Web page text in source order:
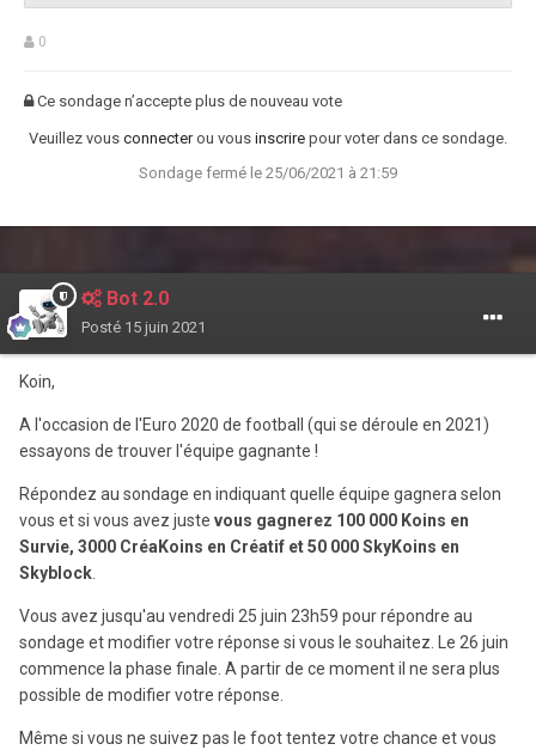
0
Ce sondage n’accepte plus de nouveau vote
Veuillez vous connecterou vous inscrire pour voter dans ce sondage.
Sondage fermé le 25/06/2021 à 21:59
Bot 2.0
Posté 15 juin 2021
Koin,
A l'occasion de l'Euro 2020 de football (qui se déroule en 2021)
essayons de trouver l'équipe gagnante !
Répondez au sondage en indiquant quelle équipe gagnera selon
vous et si vous avez juste vous gagnerez 100 000 Koins en
Survie, 3000 CréaKoins en Créatif et 50 000 SkyKoins en
Skyblock.
Vous avez jusqu'au vendredi 25 juin 23h59 pour répondre au
sondage et modifier votre réponse si vous le souhaitez. Le 26 juin
commence la phase finale. A partir de ce moment il ne sera plus
possible de modifier votre réponse.
Même si vous ne suivez pas le foot tentez votre chance et vous